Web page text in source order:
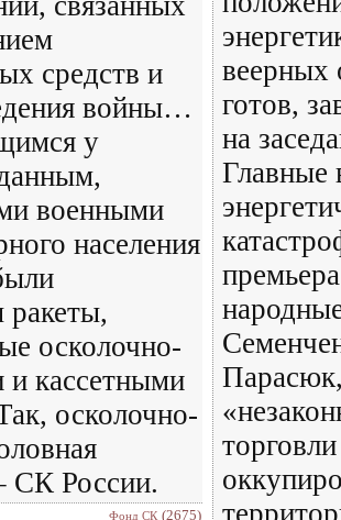
средств и
войны…
у
военными
населения
осколочно-
кассетными
осколочно-
СК России.
Фонд СК (2675)
веерных
готов,
на
Главные